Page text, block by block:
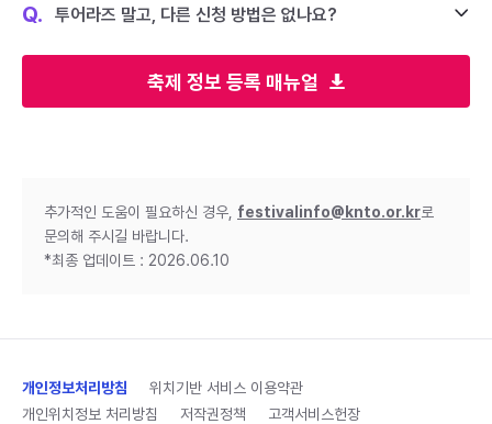
축제 정보 등록 매뉴얼
Q. 투어라즈 말고, 다른 신청 방법은 없나요?
추가적인 도움이 필요하신 경우, festivalinfo@knto.or.kr로
문의해 주시길 바랍니다.
*최종 업데이트 : 2026.06.10
개인정보처리방침
위치기반 서비스 이용약관
개인위치정보 처리방침
저작권정책 고객서비스헌장